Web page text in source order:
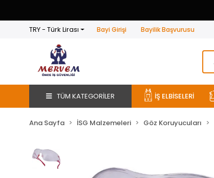
TRY - Türk Lirası Bayi Girişi Bayilik Başvurusu
TÜM KATEGORİLER İŞ ELBİSELERİ
Ana Sayfa İSG Malzemeleri Göz Koruyucuları